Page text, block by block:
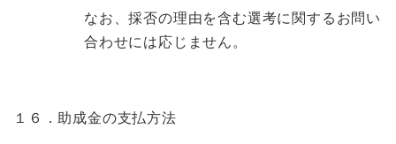
なお、採否の理由を含む選考に関するお問い
合わせには応じません。
１６．助成金の支払方法